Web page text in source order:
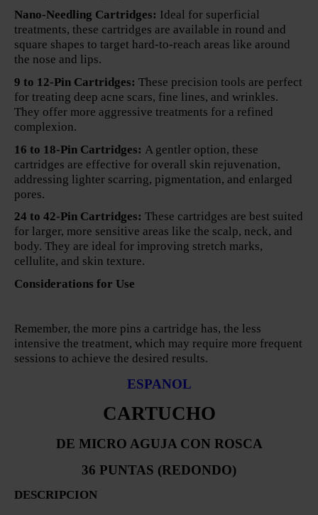
Nano-Needling Cartridges: Ideal for superficial
treatments, these cartridges are available in round and
square shapes to target hard-to-reach areas like around
the nose and lips.
9 to 12-Pin Cartridges: These precision tools are perfect
for treating deep acne scars, fine lines, and wrinkles.
They offer more aggressive treatments for a refined
complexion.
16 to 18-Pin Cartridges: A gentler option, these
cartridges are effective for overall skin rejuvenation,
addressing lighter scarring, pigmentation, and enlarged
pores.
24 to 42-Pin Cartridges: These cartridges are best suited
for larger, more sensitive areas like the scalp, neck, and
body. They are ideal for improving stretch marks,
cellulite, and skin texture.
Considerations for Use
Remember, the more pins a cartridge has, the less
intensive the treatment, which may require more frequent
sessions to achieve the desired results.
ESPANOL
CARTUCHO
DE MICRO AGUJA CON ROSCA
36 PUNTAS (REDONDO)
DESCRIPCION